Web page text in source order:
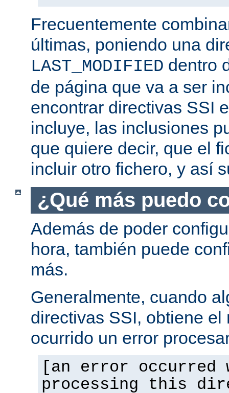
Frecuentemente
últimas, poniendo una
LAST_MODIFIED dentro
de página que va a ser
encontrar directivas SSI
incluye, las inclusiones
que quiere decir, que el
incluir otro fichero, y así
¿Qué más puedo
Además de poder
hora, también puede
más.
Generalmente, cuando
directivas SSI, obtiene el
ocurrido un error
[an error occurred
processing this